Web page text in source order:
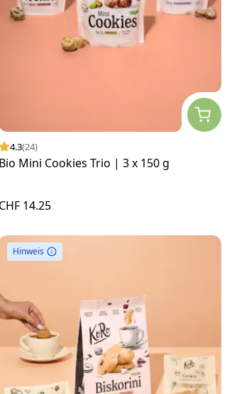
4.3(24)
Bio Mini Cookies Trio | 3 x 150 g
CHF 14.25
Hinweis